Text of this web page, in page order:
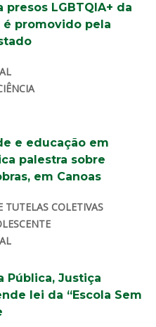
LGBTQIA+ da
é promovido pela
e educação em
palestra sobre
em Canoas
COLETIVAS
Pública, Justiça
lei da “Escola Sem